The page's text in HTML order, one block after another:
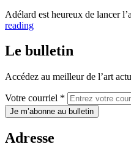
Adélard est heureux de lancer
reading
Le bulletin
Accédez au meilleur de l’art
Votre courriel *
Je m’abonne au bulletin
Adresse